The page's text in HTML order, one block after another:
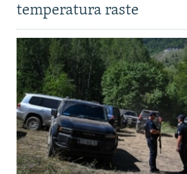
temperatura raste